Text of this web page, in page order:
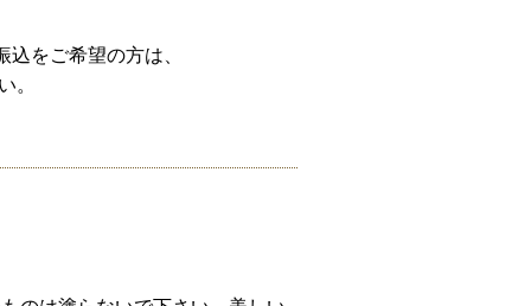
をご希望の方は、